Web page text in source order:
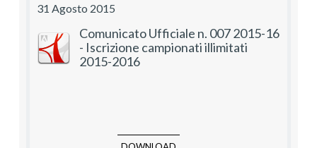
31 Agosto 2015
Comunicato Ufficiale n. 007 2015-16
- Iscrizione campionati illimitati
2015-2016